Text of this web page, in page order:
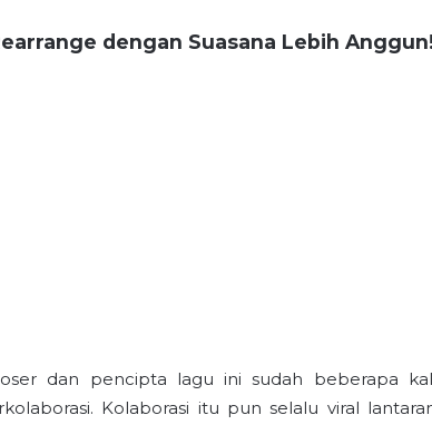
dengan Suasana Lebih
dan pencipta lagu ini sudah beberapa
Kolaborasi itu pun selalu viral